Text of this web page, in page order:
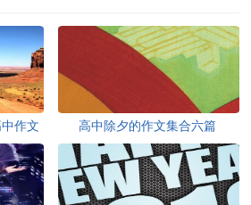
作文
高中除夕的作文集合六篇